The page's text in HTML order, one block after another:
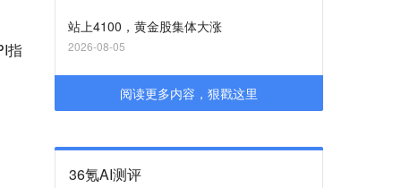
指
站上4100，黄金股集体大涨
2026-08-05
阅读更多内容，狠戳这里
36氪AI测评